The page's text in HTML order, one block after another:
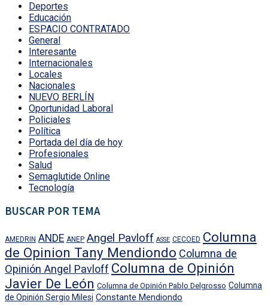
Deportes
Educación
ESPACIO CONTRATADO
General
Interesante
Internacionales
Locales
Nacionales
NUEVO BERLÍN
Oportunidad Laboral
Policiales
Política
Portada del día de hoy
Profesionales
Salud
Semaglutide Online
Tecnología
BUSCAR POR TEMA
AMEDRIN ANDE ANEP Angel Pavloff ASSE CECOED Columna
de Opinion Tany Mendiondo Columna de
Opinión Angel Pavloff Columna de Opinión
Javier De León Columna de Opinión Pablo Delgrosso Columna
de Opinión Sergio Milesi Constante Mendiondo